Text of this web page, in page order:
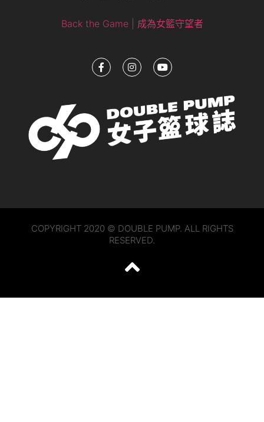
Back the Game | 成為女籃守望者
COPYRIGHT 2020 © DOUBLE PUMP. ALL RIGHTS
RESERVED.